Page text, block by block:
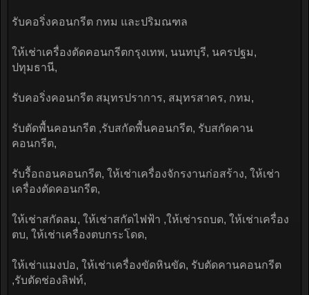
รับคอริ่งคอนกรีต กทม และปริมณฑล
ให้เช่าเครื่องตัดคอนกรีตกรุงเทพ, นนทบุรี, นครปฐม,
ปทุมธานี,
รับคอริ่งคอนกรีต สมุทรปราการ, สมุทรสาคร, กทม,
รับตัดพื้นคอนกรีต ,รับสกัดพื้นคอนกรีต, รับสกัดคาน
คอนกรีต,
รับรื้อถอนคอนกรีต, ให้เช่าเครื่องจักรงานก่อสร้าง, ให้เช่า
เครื่องตัดคอนกรีต,
ให้เช่าสกัดลม, ให้เช่าสกัดไฟฟ้า ,ให้เช่ารถบด, ให้เช่าเครื่อง
ตบ, ให้เช่าเครื่องตบกระโดด,
ให้เช่าแมงปอ, ให้เช่าเครื่องขัดหินขัด, รับตัดคานคอนกรีต
,รับตัดช่องลิฟท์,